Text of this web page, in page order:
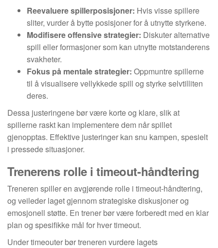
Reevaluere spillerposisjoner: Hvis visse spillere
sliter, vurder å bytte posisjoner for å utnytte styrkene.
Modifisere offensive strategier: Diskuter alternative
spill eller formasjoner som kan utnytte motstanderens
svakheter.
Fokus på mentale strategier: Oppmuntre spillerne
til å visualisere vellykkede spill og styrke selvtilliten
deres.
Dessa justeringene bør være korte og klare, slik at
spillerne raskt kan implementere dem når spillet
gjenopptas. Effektive justeringer kan snu kampen, spesielt
i pressede situasjoner.
Trenerens rolle i timeout-håndtering
Treneren spiller en avgjørende rolle i timeout-håndtering,
og veileder laget gjennom strategiske diskusjoner og
emosjonell støtte. En trener bør være forberedt med en klar
plan og spesifikke mål for hver timeout.
Under timeouter bør treneren vurdere lagets